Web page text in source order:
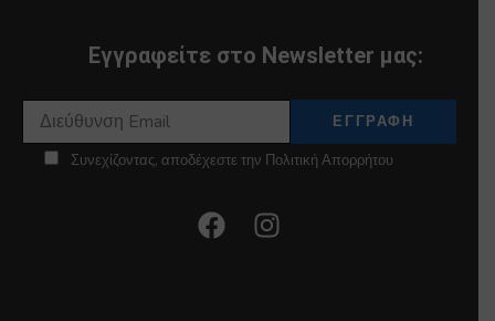
Εγγραφείτε στο Newsletter μας:
Συνεχίζοντας, αποδέχεστε την Πολιτική Απορρήτου